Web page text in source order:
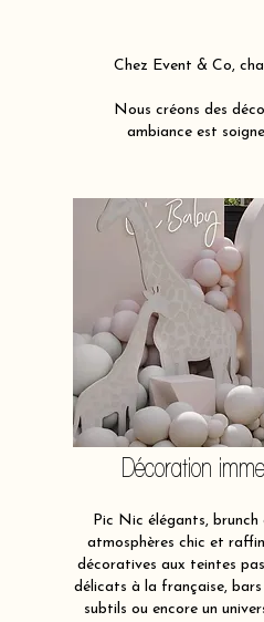
Chez Event & Co,
Nous créons des
ambiance est
Décoration
Pic Nic élégants, brunch
atmosphères chic et
décoratives aux teintes
délicats à la française,
subtils ou encore un